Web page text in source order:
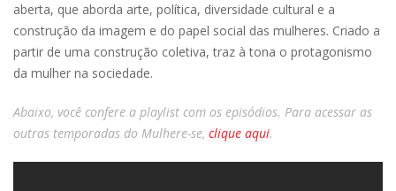
aberta, que aborda arte, política, diversidade cultural e a
construção da imagem e do papel social das mulheres. Criado a
partir de uma construção coletiva, traz à tona o protagonismo
da mulher na sociedade.
Abaixo, você confere a playlist com os episódios. Para acessar as
outras temporadas do Mulhere-se, clique aqui.